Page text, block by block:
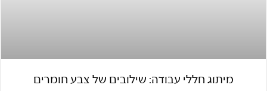
מיתוג חללי עבודה: שילובים של צבע חומרים